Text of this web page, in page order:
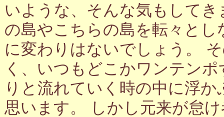
いような、そんな気もして
の島やこちらの島を転々と
に変わりはないでしょう。
く、いつもどこかワンテン
りと流れていく時の中に浮
思います。 しかし元来が怠